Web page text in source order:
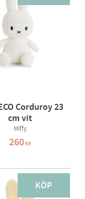
Corduroy 23
cm vit
Miffy
260KR
KÖP